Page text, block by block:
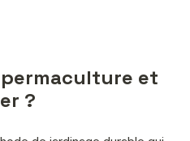
permaculture et
?